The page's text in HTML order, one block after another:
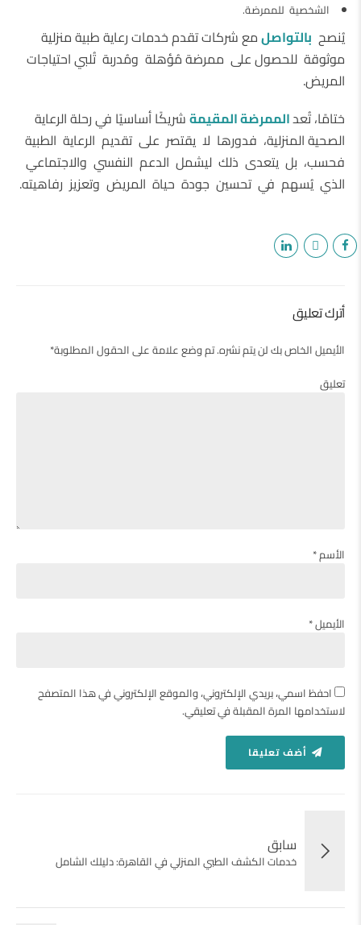
الشخصية للممرضة.
يُنصح بالتواصلمع شركات تقدم خدمات رعاية طبية منزلية
موثوقة للحصول على ممرضة مُؤهلة ومُدربة تُلبي احتياجات
المريض.
ختامًا، تُعدالممرضة المقيمةشريكًا أساسيًا في رحلة الرعاية
الصحية المنزلية، فدورها لا يقتصر على تقديم الرعاية الطبية
فحسب، بل يتعدى ذلك ليشمل الدعم النفسي والاجتماعي
الذي يُسهم في تحسين جودة حياة المريض وتعزيز رفاهيته.
أترك تعليق
الأيميل الخاص بك لن يتم نشره. تم وضع علامة على الحقول المطلوبة*
تعليق
الأسم *
الأيميل *
احفظ اسمي، بريدي الإلكتروني، والموقع الإلكتروني في هذا المتصفح
لاستخدامها المرة المقبلة في تعليقي.
أضف تعليقا
سابق
خدمات الكشف الطبي المنزلي في القاهرة: دليلك الشامل